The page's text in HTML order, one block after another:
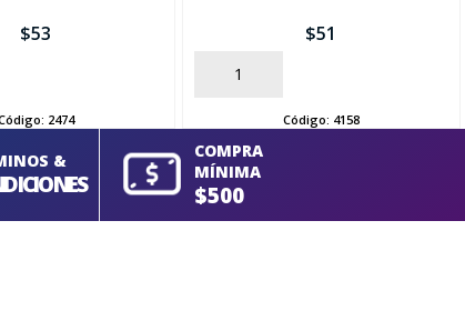
$53
2474
$51
AÑADIR
Código: 4158
&
COMPRA
MÍNIMA
$500